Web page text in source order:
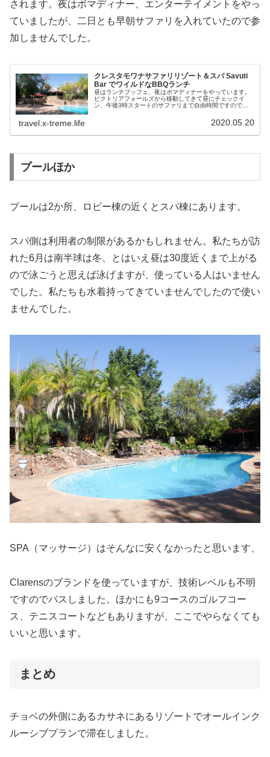
されます。夜はボマディナー、エンターテイメントをやっ
ていましたが、二日とも早朝サファリを入れていたので参
加しませんでした。
クレスタモワナサファリリゾート＆スパ Savuti
Bar でワイルドなBBQランチ
昼はランチブッフェ、夜はボマディナーをやっています。
ビクトリアフォールズから移動してきて昼にチェックイ
ン、午後3時スタートのサファリまで自由時間ですのでラ
travel.x-treme.life 2020.05.20
プールほか
プールは2か所、ロビー棟の近くとスパ棟にあります。
スパ側は利用者の制限があるかもしれません。私たちが訪
れた6月は南半球は冬、とはいえ昼は30度近くまで上がる
ので泳ごうと思えば泳げますが、使っている人はいません
でした。私たちも水着持ってきていませんでしたので使い
ませんでした。
SPA（マッサージ）はそんなに安くなかったと思います、
Clarensのブランドを使っていますが、技術レベルも不明
ですのでパスしました。ほかにも9コースのゴルフコー
ス、テニスコートなどもありますが、ここでやらなくても
いいと思います。
まとめ
チョベの外側にあるカサネにあるリゾートでオールインク
ルーシブプランで滞在しました。